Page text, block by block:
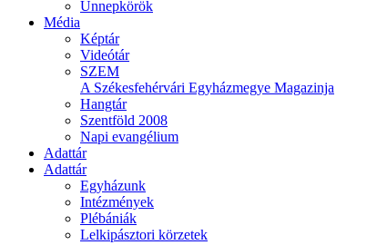
Ünnepkörök
Média
Képtár
Videótár
SZEM
A Székesfehérvári Egyházmegye Magazinja
Hangtár
Szentföld 2008
Napi evangélium
Adattár
Adattár
Egyházunk
Intézmények
Plébániák
Lelkipásztori körzetek